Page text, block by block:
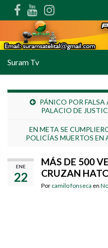
Suram Tv
PÁNICO POR FALSA
PALACIO DE
EN META SE
POLICÍAS MUERTOS
ENE
22
MÁS DE 500
CRUZAN
Por camilo fonseca en